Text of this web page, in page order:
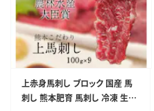
上赤身馬刺し ブロック 国産 馬
刺し 熊本肥育 馬刺し 冷凍 生食